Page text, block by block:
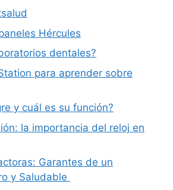
Hércules
dentales?
para aprender sobre
y cuál es su función?
la importancia del reloj en
Garantes de un
y Saludable